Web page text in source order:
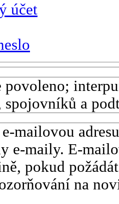
účet
povoleno;
a
mailovou
e-maily. E-
pokud
na